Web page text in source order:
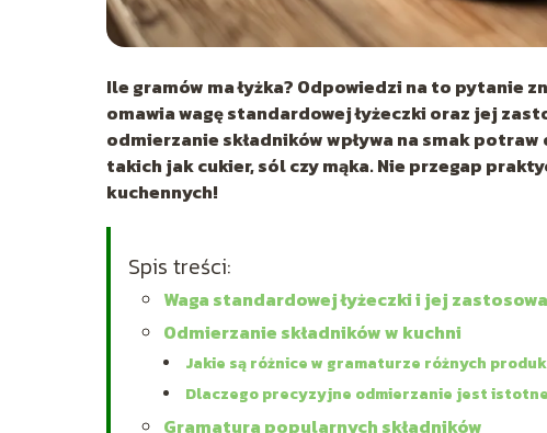
Ile gramów ma łyżka? Odpowiedzi na to pytanie
omawia wagę standardowej łyżeczki oraz jej
odmierzanie składników wpływa na smak
takich jak cukier, sól czy mąka. Nie przegap
kuchennych!
Spis treści:
Waga standardowej łyżeczki i jej
Odmierzanie składników w kuchni
Jakie są różnice w gramaturze różnych
Dlaczego precyzyjne odmierzanie jest
Gramatura popularnych składników